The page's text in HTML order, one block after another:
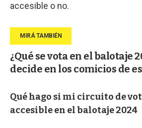
accesible o no.
¿Qué se vota en el balotaje
decide en los comicios de
Qué hago si mi circuito de
accesible en el balotaje 2024